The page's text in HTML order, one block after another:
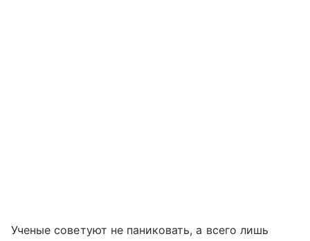
Ученые советуют не паниковать, а всего лишь